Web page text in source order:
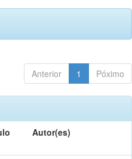
Anterior 1 Póximo
Autor(es)